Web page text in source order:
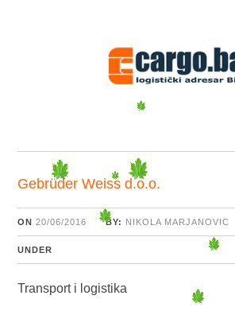
Gebrüder Weiss d.o.o.
ON 20/06/2016 BY: NIKOLA MARJANOVIC
UNDER
Transport i logistika